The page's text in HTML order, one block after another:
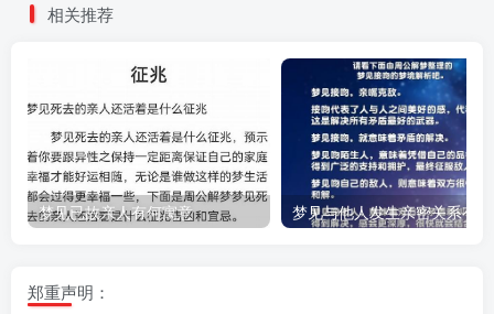
相关推荐
梦见已故亲人有何寓意
郑重声明：